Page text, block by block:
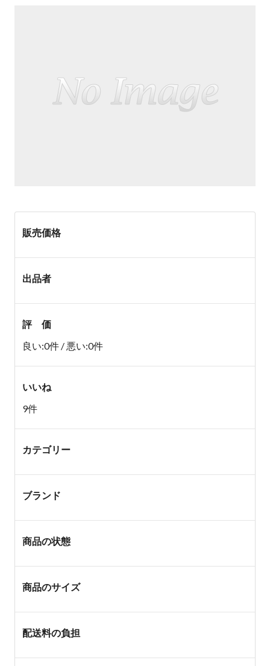
販売価格
出品者
評 価
良い:0件 / 悪い:0件
いいね
9件
カテゴリー
ブランド
商品の状態
商品のサイズ
配送料の負担